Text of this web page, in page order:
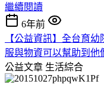
繼續閱讀
6年前
【公益資訊】全台育
服與物資可以幫助到他
公益文章 生活綜合